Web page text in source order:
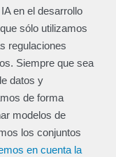
en el desarrollo
sólo utilizamos
regulaciones
Siempre que sea
datos y
de forma
modelos de
los conjuntos
en cuenta la